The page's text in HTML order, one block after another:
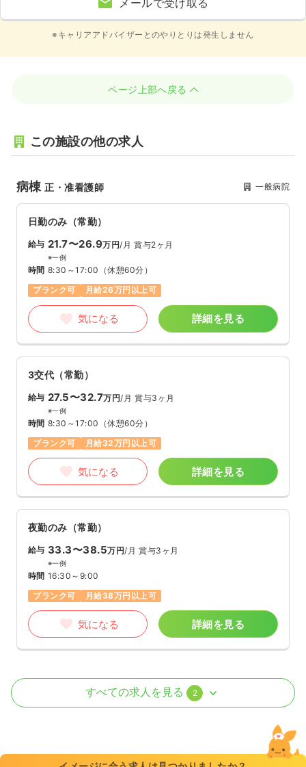
メールで受け取る
※キャリアアドバイザーとのやりとりは発生しません
ページ上部へ戻る
この施設の他の求人
病棟正・准看護師 一般病院
日勤のみ（常勤）
給与 21.7〜26.9万円/月 賞与2ヶ月
※一例
時間 8:30～17:00 （休憩60分）
ブランク可
月給26万円以上可
気になる 詳細を見る
3交代（常勤）
給与 27.5〜32.7万円/月 賞与3ヶ月
※一例
時間 8:30～17:00 （休憩60分）
ブランク可
月給32万円以上可
気になる 詳細を見る
夜勤のみ（常勤）
給与 33.3〜38.5万円/月 賞与3ヶ月
※一例
時間 16:30～9:00
ブランク可
月給38万円以上可
気になる 詳細を見る
訪問看護 正看護師
すべての求人を見る 2